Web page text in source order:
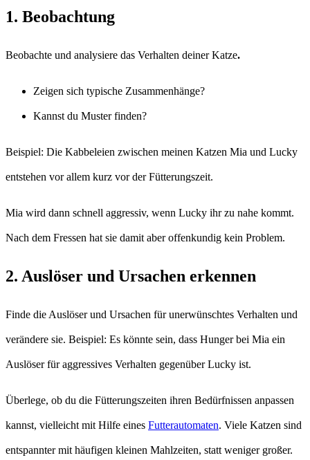
1. Beobachtung
Beobachte und analysiere das Verhalten deiner Katze.
Zeigen sich typische Zusammenhänge?
Kannst du Muster finden?
Beispiel: Die Kabbeleien zwischen meinen Katzen Mia und Lucky
entstehen vor allem kurz vor der Fütterungszeit.
Mia wird dann schnell aggressiv, wenn Lucky ihr zu nahe kommt.
Nach dem Fressen hat sie damit aber offenkundig kein Problem.
2. Auslöser und Ursachen erkennen
Finde die Auslöser und Ursachen für unerwünschtes Verhalten und
verändere sie. Beispiel: Es könnte sein, dass Hunger bei Mia ein
Auslöser für aggressives Verhalten gegenüber Lucky ist.
Überlege, ob du die Fütterungszeiten ihren Bedürfnissen anpassen
kannst, vielleicht mit Hilfe eines Futterautomaten. Viele Katzen sind
entspannter mit häufigen kleinen Mahlzeiten, statt weniger großer.